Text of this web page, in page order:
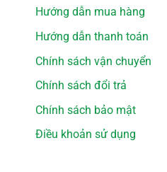
Hướng dẫn mua hàng
Hướng dẫn thanh toán
Chính sách vận chuyển
Chính sách đổi trả
Chính sách bảo mật
Điều khoản sử dụng